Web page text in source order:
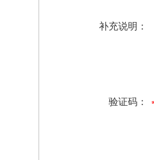
补充说明：
验证码：